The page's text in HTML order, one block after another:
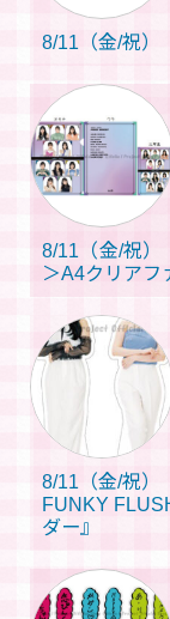
8/11（金/祝）
8/11（金/祝）
＞A4クリアフ
8/11（金/祝）
FUNKY
ダー』